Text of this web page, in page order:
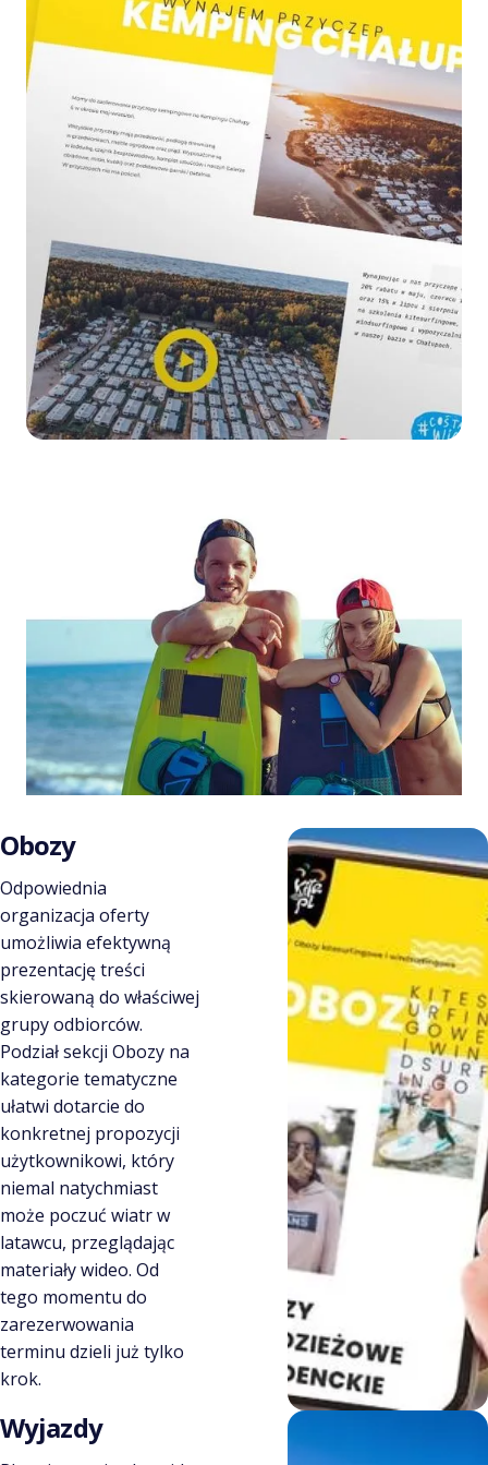
Obozy
Odpowiednia
organizacja oferty
umożliwia efektywną
prezentację treści
skierowaną do właściwej
grupy odbiorców.
Podział sekcji Obozy na
kategorie tematyczne
ułatwi dotarcie do
konkretnej propozycji
użytkownikowi, który
niemal natychmiast
może poczuć wiatr w
latawcu, przeglądając
materiały wideo. Od
tego momentu do
zarezerwowania
terminu dzieli już tylko
krok.
Wyjazdy